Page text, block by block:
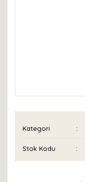
Kategori
Stok Kodu